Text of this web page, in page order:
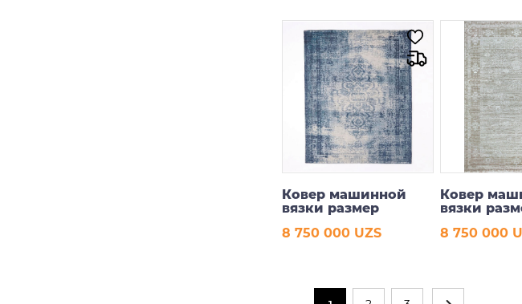
В корзину В
Ковер машинной
вязки размер
8 750 000 UZS
Ковер
вязки
8 750 000